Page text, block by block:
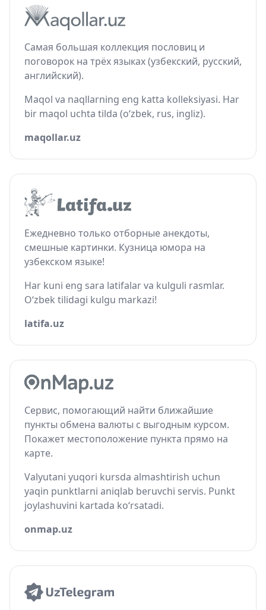
Самая большая коллекция пословиц и
поговорок на трёх языках (узбекский, русский,
английский).
Maqol va naqllarning eng katta kolleksiyasi. Har
bir maqol uchta tilda (o‘zbek, rus, ingliz).
maqollar.uz
Ежедневно только отборные анекдоты,
смешные картинки. Кузница юмора на
узбекском языке!
Har kuni eng sara latifalar va kulguli rasmlar.
O‘zbek tilidagi kulgu markazi!
latifa.uz
Сервис, помогающий найти ближайшие
пункты обмена валюты с выгодным курсом.
Покажет местоположение пункта прямо на
карте.
Valyutani yuqori kursda almashtirish uchun
yaqin punktlarni aniqlab beruvchi servis. Punkt
joylashuvini kartada ko‘rsatadi.
onmap.uz